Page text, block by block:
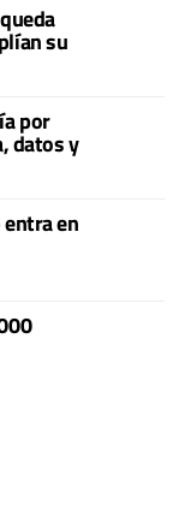
su
por
datos y
en